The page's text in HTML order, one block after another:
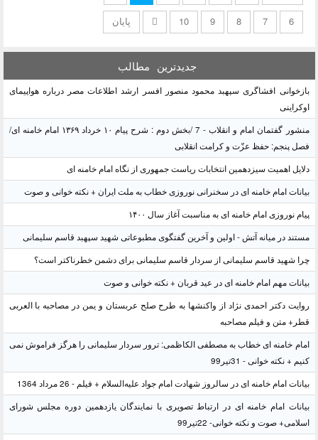
6
7
8
9
10 پایان
جدیدترین مطالب
بازخوانی افشاگری سپهبد محمود منصور افسر ارشد اطلاعات مصر درباره هواپیمای
اوکراینی
منشور گفتمان امام و انقلاب - 7 /بخش دوم : شرح پیام ۱۰ خرداد ۱۳۶۹ امام خامنه ای/
فصل پنجم: حفظ عزّت و کرامت انقلابی
دلایل اهمیت سیزدهمین انتخابات ریاست جمهوری از نگاه امام خامنه ای
بیانات امام خامنه ای در سخنرانی نوروزی خطاب به ملت ایران + نکته خوانی و صوت
پیام نوروزی امام خامنه ای به مناسبت آغاز سال ۱۴۰۰
مستند در میانه آتش - اولین و آخرین گفتگوی مطبوعاتی شهید سپهبد قاسم سلیمانی
چرا شهید قاسم سلیمانی از سردار قاسم سلیمانی برای دشمن خطرناکتر است؟
بیانات مهم امام خامنه ای در عید قربان + نکته خوانی و صوت
روایت دکتر احمدی نژاد از واکنشها به طرح صلح عربستان و یمن در مصاحبه با العربی
قطر+ متن و فیلم مصاحبه
امام خامنه ای خطاب به مصطفی الکاظمی: ترور سردار سلیمانی را هرگز فراموش نمی
کنیم + نکته خوانی - 31تیر99
بیانات امام خامنه ای در سالروز شهادت امام جواد علیه‌السلام + فیلم - 26 مرداد 1364
بیانات امام خامنه ای در ارتباط تصویری با نمایندگان یازدهمین دوره مجلس شورای
اسلامی+ صوت و نکته خوانی- 22تیر99